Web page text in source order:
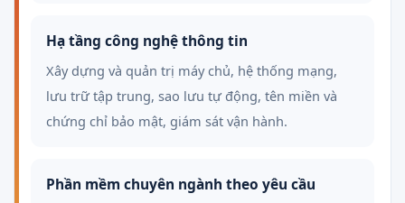
Hạ tầng công nghệ thông tin
Xây dựng và quản trị máy chủ, hệ thống mạng,
lưu trữ tập trung, sao lưu tự động, tên miền và
chứng chỉ bảo mật, giám sát vận hành.
Phần mềm chuyên ngành theo yêu cầu